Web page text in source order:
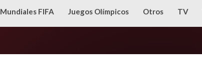
Mundiales FIFA Juegos Olímpicos Otros TV